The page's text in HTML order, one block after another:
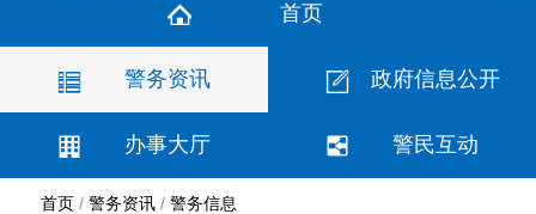
首页
警务资讯 政府信息公开
办事大厅 警民互动
首页 / 警务资讯 / 警务信息